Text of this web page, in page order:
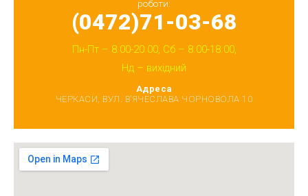
(0472)71-03-68
Пн-Пт – 8.00-20.00, Сб – 8.00-18.00,
Нд – вихідний
Адреса
ЧЕРКАСИ, ВУЛ. В’ЯЧЕСЛАВА ЧОРНОВОЛА 10